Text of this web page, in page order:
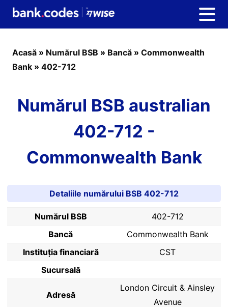
Acasă » Numărul BSB » Bancă » Commonwealth
Bank » 402-712
Numărul BSB australian
402-712 -
Commonwealth Bank
Detaliile numărului BSB 402-712
Numărul BSB
402-712
Bancă
Commonwealth Bank
Instituția financiară
CST
Sucursală
Adresă
London Circuit & Ainsley
Avenue